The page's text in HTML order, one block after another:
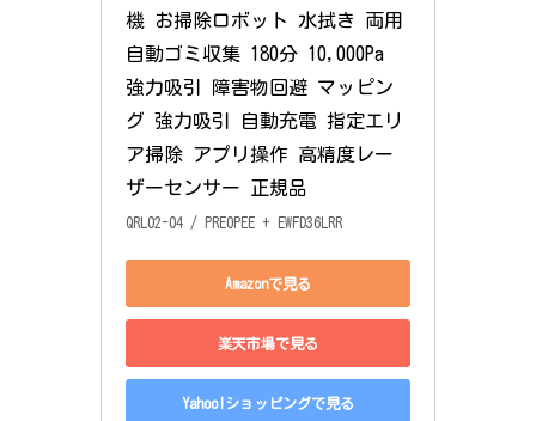
機 お掃除ロボット 水拭き 両用
自動ゴミ収集 180分 10,000Pa
強力吸引 障害物回避 マッピン
グ 強力吸引 自動充電 指定エリ
ア掃除 アプリ操作 高精度レー
ザーセンサー 正規品
QRL02-04 / PRE0PEE + EWFD36LRR
Amazonで見る
楽天市場で見る
Yahoo!ショッピングで見る